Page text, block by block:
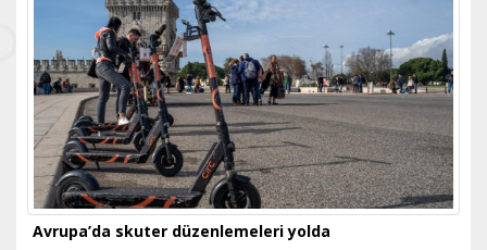
Avrupa’da skuter düzenlemeleri yolda